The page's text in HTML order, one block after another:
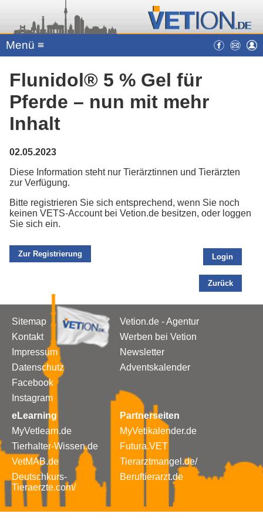
Menü ≡
Flunidol® 5 % Gel für
Pferde – nun mit mehr
Inhalt
02.05.2023
Diese Information steht nur Tierärztinnen und Tierärzten
zur Verfügung.
Bitte registrieren Sie sich entsprechend, wenn Sie noch
keinen VETS-Account bei Vetion.de besitzen, oder loggen
Sie sich ein.
Zur Registrierung Login
Zurück
Sitemap
Kontakt
Impressum
Datenschutz
Facebook
Instagram
Vetion.de - Agentur
Werben bei Vetion
Newsletter
Adventskalender
eLearning
MyVetlearn.de
Tierhalter-Wissen.de
VetMAB.de
Deutschkurs-
Tieraerzte.com/
Partnerseiten
MyVetikalender.de
Futura.VET
Tierarztmangel.de/
Beruftierarzt.de